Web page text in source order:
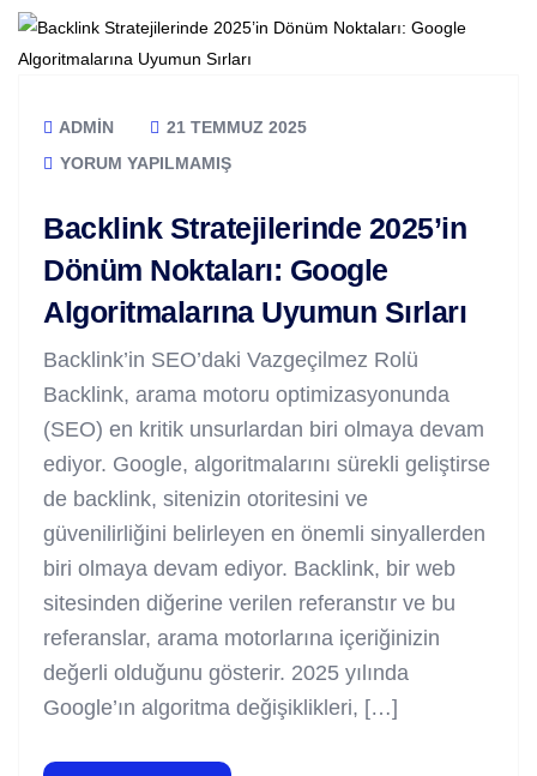
ADMIN
21 TEMMUZ 2025
YORUM YAPILMAMIŞ
Backlink Stratejilerinde 2025’in
Dönüm Noktaları: Google
Algoritmalarına Uyumun Sırları
Backlink’in SEO’daki Vazgeçilmez Rolü
Backlink, arama motoru optimizasyonunda
(SEO) en kritik unsurlardan biri olmaya devam
ediyor. Google, algoritmalarını sürekli geliştirse
de backlink, sitenizin otoritesini ve
güvenilirliğini belirleyen en önemli sinyallerden
biri olmaya devam ediyor. Backlink, bir web
sitesinden diğerine verilen referanstır ve bu
referanslar, arama motorlarına içeriğinizin
değerli olduğunu gösterir. 2025 yılında
Google’ın algoritma değişiklikleri, […]